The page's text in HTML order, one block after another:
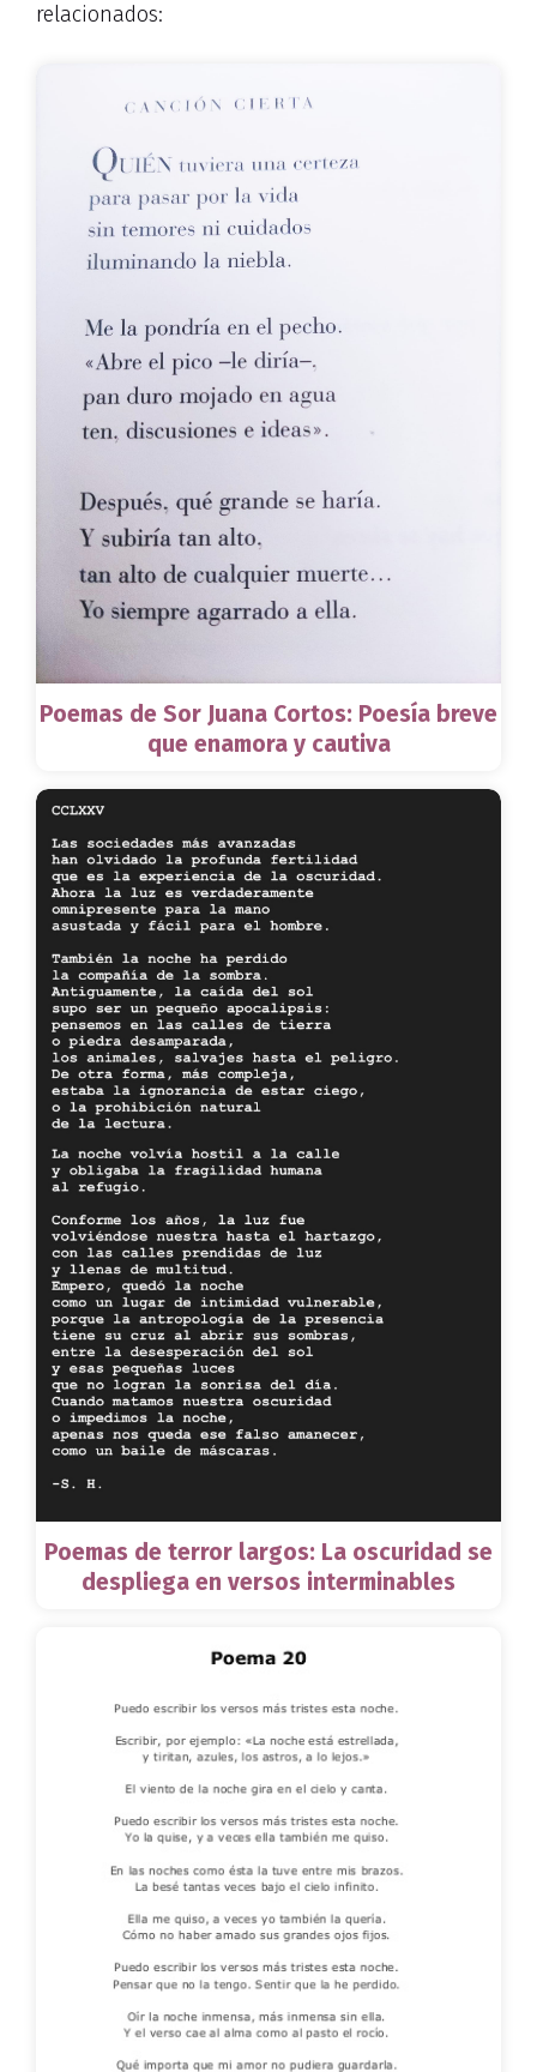
relacionados:
Poemas de Sor Juana Cortos: Poesía breve
que enamora y cautiva
Poemas de terror largos: La oscuridad se
despliega en versos interminables